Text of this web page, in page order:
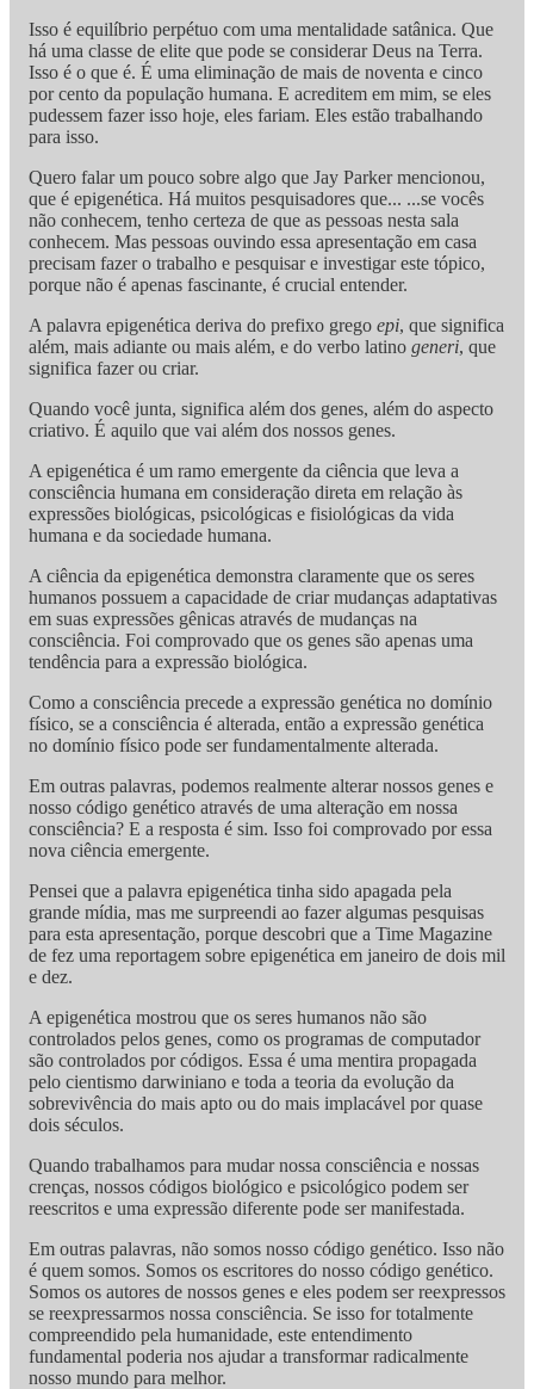
Isso é equilíbrio perpétuo com uma mentalidade satânica. Que
há uma classe de elite que pode se considerar Deus na Terra.
Isso é o que é. É uma eliminação de mais de noventa e cinco
por cento da população humana. E acreditem em mim, se eles
pudessem fazer isso hoje, eles fariam. Eles estão trabalhando
para isso.
Quero falar um pouco sobre algo que Jay Parker mencionou,
que é epigenética. Há muitos pesquisadores que... ...se vocês
não conhecem, tenho certeza de que as pessoas nesta sala
conhecem. Mas pessoas ouvindo essa apresentação em casa
precisam fazer o trabalho e pesquisar e investigar este tópico,
porque não é apenas fascinante, é crucial entender.
A palavra epigenética deriva do prefixo grego epi, que significa
além, mais adiante ou mais além, e do verbo latino generi, que
significa fazer ou criar.
Quando você junta, significa além dos genes, além do aspecto
criativo. É aquilo que vai além dos nossos genes.
A epigenética é um ramo emergente da ciência que leva a
consciência humana em consideração direta em relação às
expressões biológicas, psicológicas e fisiológicas da vida
humana e da sociedade humana.
A ciência da epigenética demonstra claramente que os seres
humanos possuem a capacidade de criar mudanças adaptativas
em suas expressões gênicas através de mudanças na
consciência. Foi comprovado que os genes são apenas uma
tendência para a expressão biológica.
Como a consciência precede a expressão genética no domínio
físico, se a consciência é alterada, então a expressão genética
no domínio físico pode ser fundamentalmente alterada.
Em outras palavras, podemos realmente alterar nossos genes e
nosso código genético através de uma alteração em nossa
consciência? E a resposta é sim. Isso foi comprovado por essa
nova ciência emergente.
Pensei que a palavra epigenética tinha sido apagada pela
grande mídia, mas me surpreendi ao fazer algumas pesquisas
para esta apresentação, porque descobri que a Time Magazine
de fez uma reportagem sobre epigenética em janeiro de dois mil
e dez.
A epigenética mostrou que os seres humanos não são
controlados pelos genes, como os programas de computador
são controlados por códigos. Essa é uma mentira propagada
pelo cientismo darwiniano e toda a teoria da evolução da
sobrevivência do mais apto ou do mais implacável por quase
dois séculos.
Quando trabalhamos para mudar nossa consciência e nossas
crenças, nossos códigos biológico e psicológico podem ser
reescritos e uma expressão diferente pode ser manifestada.
Em outras palavras, não somos nosso código genético. Isso não
é quem somos. Somos os escritores do nosso código genético.
Somos os autores de nossos genes e eles podem ser reexpressos
se reexpressarmos nossa consciência. Se isso for totalmente
compreendido pela humanidade, este entendimento
fundamental poderia nos ajudar a transformar radicalmente
nosso mundo para melhor.